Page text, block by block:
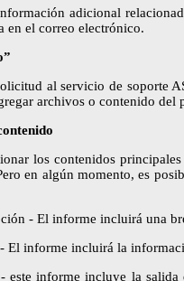
adicional
en el correo electrónico.
al servicio de soporte
archivos o contenido
los contenidos
en algún momento, es
- El informe incluirá una
- El informe incluirá la
- este informe incluye la